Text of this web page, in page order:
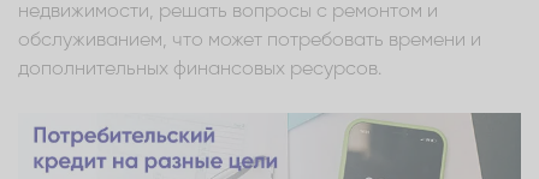
недвижимости, решать вопросы с ремонтом и
обслуживанием, что может потребовать времени и
дополнительных финансовых ресурсов.